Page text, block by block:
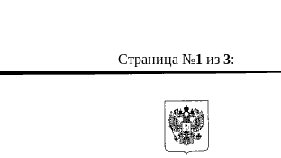
Страница №1 из 3: